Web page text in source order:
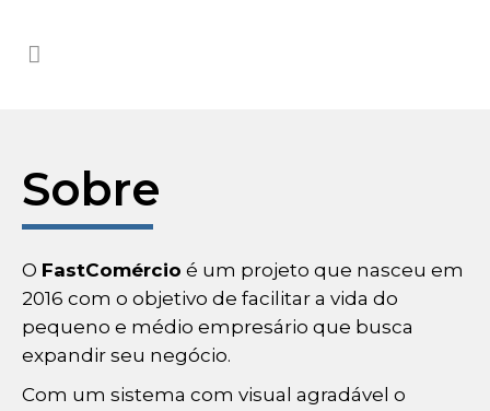
Sobre
O FastComércio é um projeto que nasceu em
2016 com o objetivo de facilitar a vida do
pequeno e médio empresário que busca
expandir seu negócio.
Com um sistema com visual agradável o